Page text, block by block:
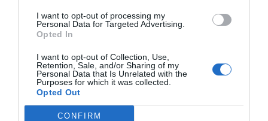
I want to opt-out of processing my
Personal Data for Targeted Advertising.
Opted In
I want to opt-out of Collection, Use,
Retention, Sale, and/or Sharing of my
Personal Data that Is Unrelated with the
Purposes for which it was collected.
Opted Out
CONFIRM
día odevolución del importe. La gran mayoría optó por
regresar otra jornada. Lapérdida económica se calcula en
torno a los 5.000 €
La piscina de Peñalba sevio afectada por estos hechos
los días 7 y 28 de agosto. Aunque el cierre totalsólo se realizó
esta última jornada que afectó a la piscina grande.